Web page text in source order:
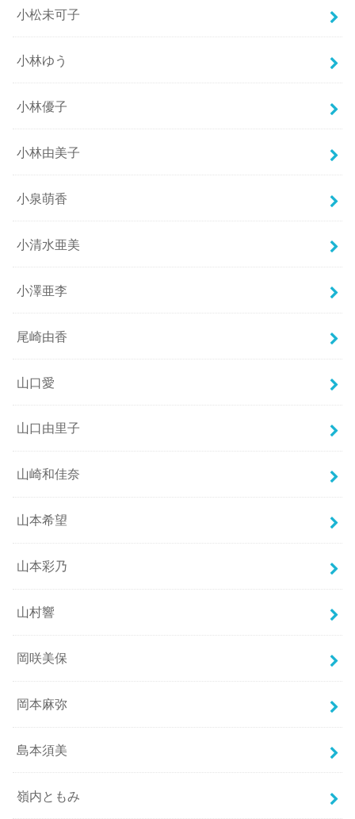
小松未可子
小林ゆう
小林優子
小林由美子
小泉萌香
小清水亜美
小澤亜李
尾崎由香
山口愛
山口由里子
山崎和佳奈
山本希望
山本彩乃
山村響
岡咲美保
岡本麻弥
島本須美
嶺内ともみ